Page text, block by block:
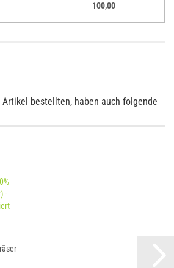
100,00
Artikel bestellten, haben auch folgende